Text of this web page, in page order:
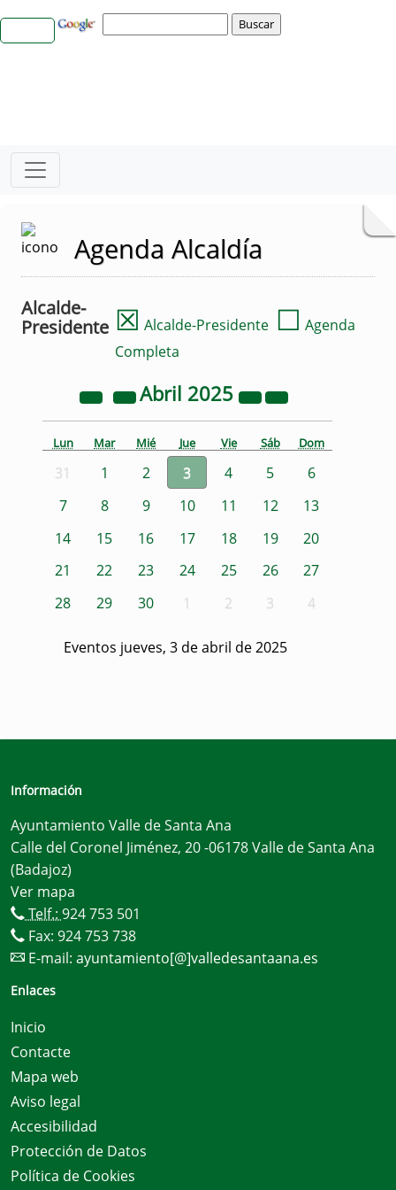
Agenda Alcaldía
Alcalde-
Presidente ☒ Alcalde-Presidente ☐ Agenda
Completa
Abril 2025
Lun Mar Mié Jue Vie Sáb Dom
31 1 2 3 4 5
6
7
8 9 10 11 12
13
14
15 16 17 18 19
20
21
22 23 24 25 26
27
28
29 30 1 2 3 4
Eventos jueves, 3 de abril de 2025
Información
Ayuntamiento Valle de Santa Ana
Calle del Coronel Jiménez, 20 -06178 Valle de Santa Ana
(Badajoz)
Ver mapa
Telf.: 924 753 501
Fax: 924 753 738
E-mail: ayuntamiento[@]valledesantaana.es
Enlaces
Inicio
Contacte
Mapa web
Aviso legal
Accesibilidad
Protección de Datos
Política de Cookies